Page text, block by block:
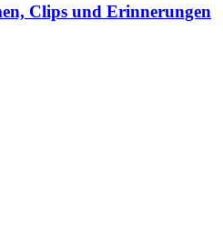
Clips und Erinnerungen